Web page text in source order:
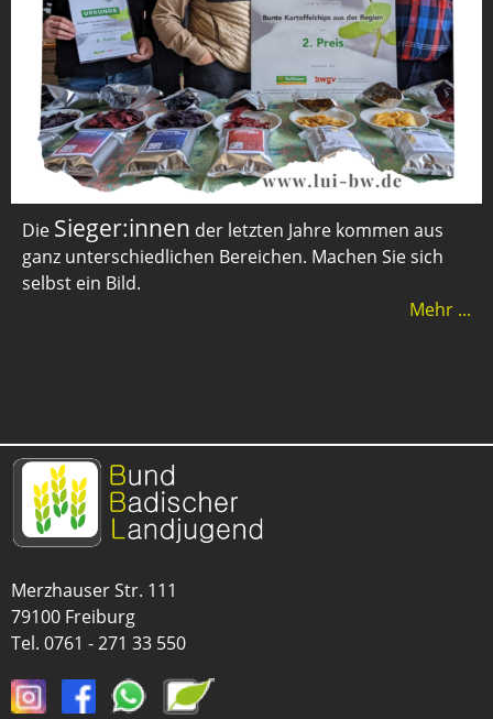
Die Sieger:innen der letzten Jahre kommen aus
ganz unterschiedlichen Bereichen. Machen Sie sich
selbst ein Bild.
Mehr ...
Merzhauser Str. 111
79100 Freiburg
Tel. 0761 - 271 33 550